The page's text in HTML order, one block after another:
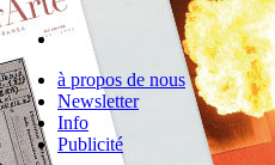
à propos de nous
Newsletter
Info
Publicité